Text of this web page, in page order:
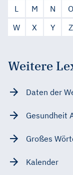
L
M N O
W
X Y Z
Weitere
Daten der
Gesundheit
Großes
Kalender